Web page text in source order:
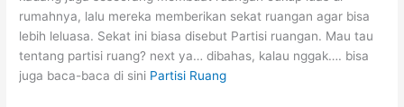
rumahnya, lalu mereka memberikan sekat ruangan agar bisa
lebih leluasa. Sekat ini biasa disebut Partisi ruangan. Mau tau
tentang partisi ruang? next ya… dibahas, kalau nggak…. bisa
juga baca-baca di sini Partisi Ruang